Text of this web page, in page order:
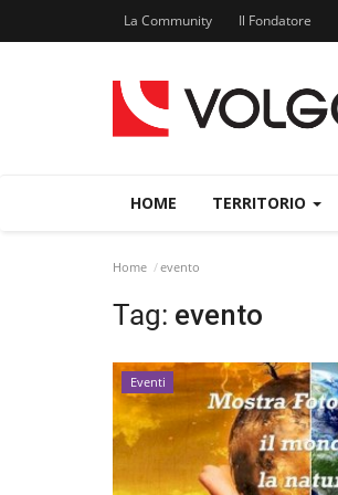
La Community Il Fondatore
HOME TERRITORIO
Home evento
Tag: evento
Eventi